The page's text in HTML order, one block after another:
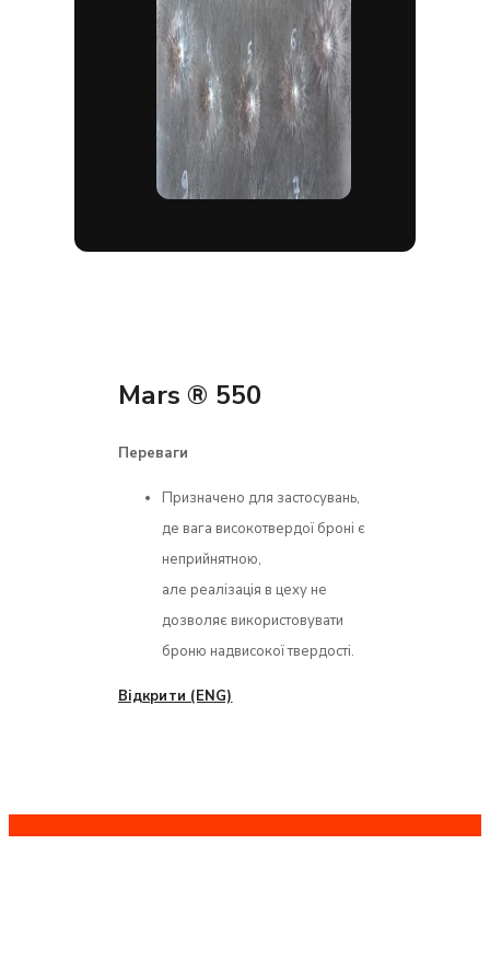
Mars ® 550
Переваги
Призначено для застосувань,
де вага високотвердої броні є
неприйнятною,
але реалізація в цеху не
дозволяє використовувати
броню надвисокої твердості.
Відкрити (ENG)